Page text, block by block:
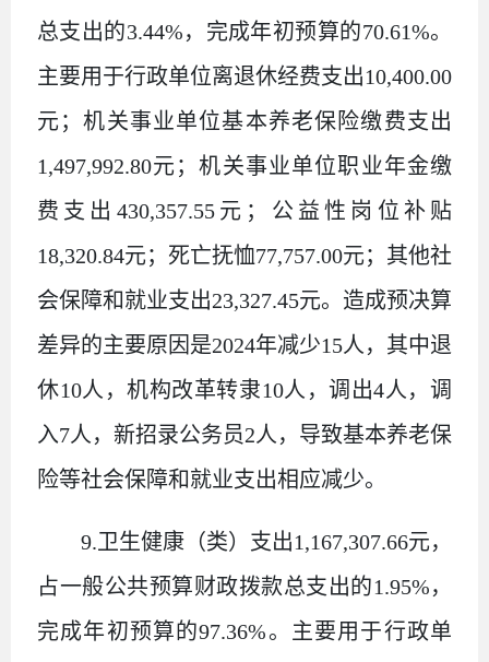
总支出的3.44%， 完成年初预算的70.61%。
主要用于行政单位离退休经费支出10,400.00
元；机关事业单位基本养老保险缴费支出
1,497,992.80元；机关事业单位职业年金缴
费支出 430,357.55元；公益性岗位补贴
18,320.84元；死亡抚恤77,757.00元；其他社
会保障和就业支出23,327.45元。造成预决算
差异的主要原因是2024年减少15人，其中退
休10人，机构改革转隶10人，调出4人，调
入7人，新招录公务员2人，导致基本养老保
险等社会保障和就业支出相应减少。
9.卫生健康（类）支出1,167,307.66元，
占一般公共预算财政拨款总支出的1.95%，
完成年初预算的97.36%。主要用于行政单